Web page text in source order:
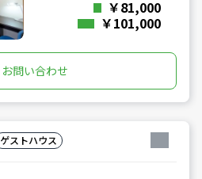
￥81,000
￥101,000
お問い合わせ
ゲストハウス